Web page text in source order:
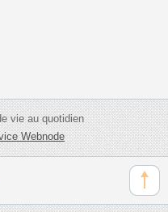
vie au quotidien
Webnode